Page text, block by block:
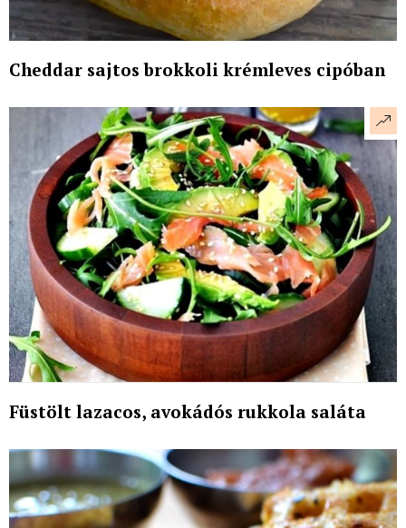
Cheddar sajtos brokkoli krémleves cipóban
Füstölt lazacos, avokádós rukkola saláta